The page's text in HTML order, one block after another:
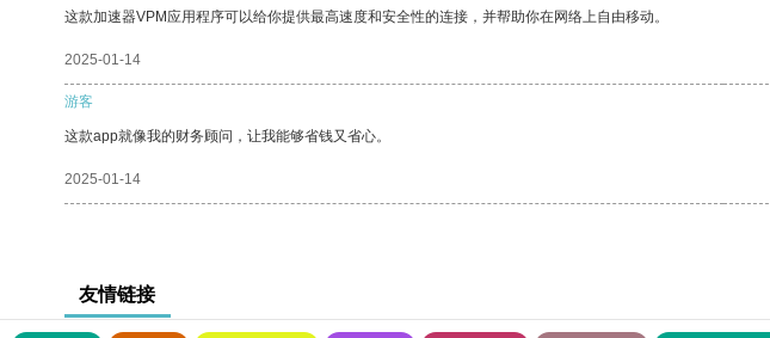
这款加速器VPM应用程序可以给你提供最高速度和安全性的连接，并帮助你在网络上自由移动。
2025-01-14
游客
这款app就像我的财务顾问，让我能够省钱又省心。
2025-01-14
友情链接